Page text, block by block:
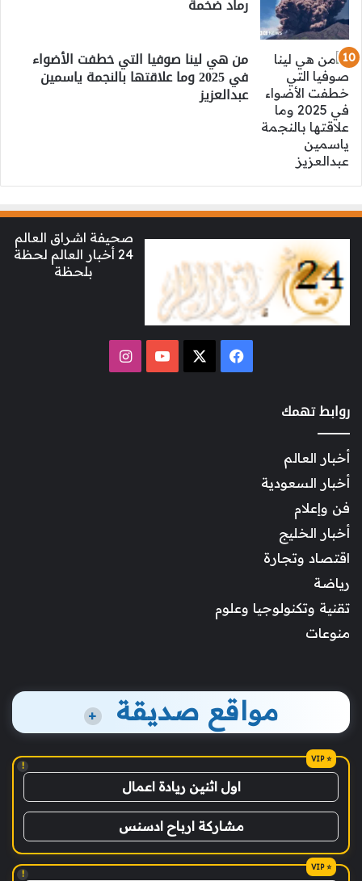
رماد ضخمة
من هي لينا صوفيا التي خطفت الأضواء
في 2025 وما علاقتها بالنجمة ياسمين
عبدالعزيز
صحيفة اشراق العالم
24 أخبار العالم لحظة
بلحظة
فيسبوك ‫YouTubeانستقرام
روابط تهمك
أخبار العالم
أخبار السعودية
فن وإعلام
أخبار الخليج
اقتصاد وتجارة
رياضة
تقنية وتكنولوجيا وعلوم
منوعات
مواقع صديقة +
!
اول اثنين ريادة اعمال
مشاركة ارباح ادسنس
!